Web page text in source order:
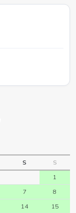
S
S
1
7
8
14
15